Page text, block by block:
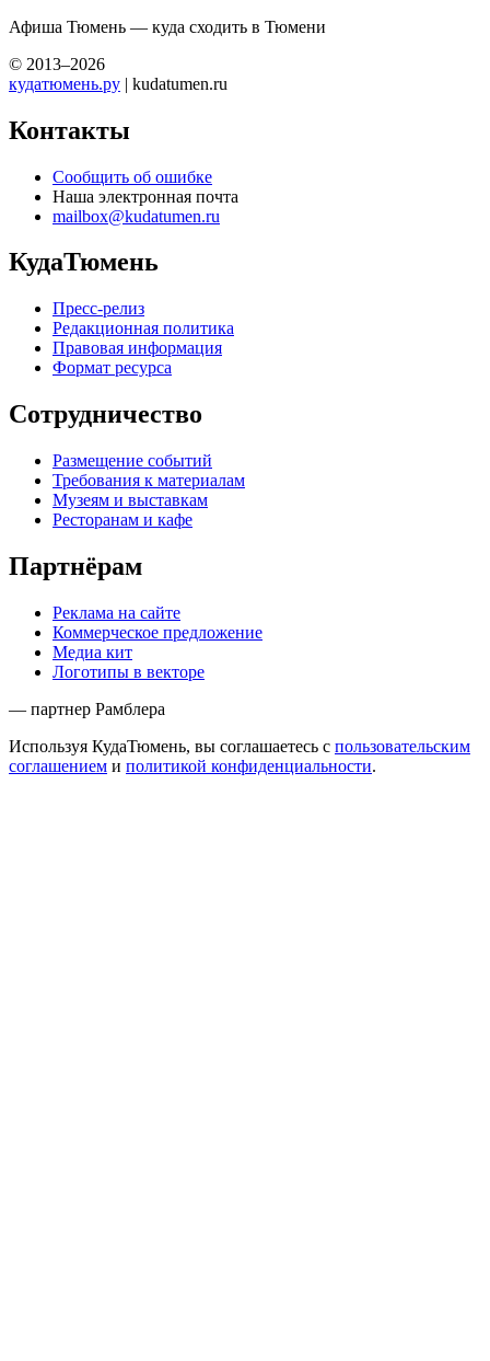
Афиша Тюмень — куда сходить в Тюмени
© 2013–2026
кудатюмень.ру | kudatumen.ru
Контакты
Сообщить об ошибке
Наша электронная почта
mailbox@kudatumen.ru
КудаТюмень
Пресс-релиз
Редакционная политика
Правовая информация
Формат ресурса
Сотрудничество
Размещение событий
Требования к материалам
Музеям и выставкам
Ресторанам и кафе
Партнёрам
Реклама на сайте
Коммерческое предложение
Медиа кит
Логотипы в векторе
— партнер Рамблера
Используя КудаТюмень, вы соглашаетесь с пользовательским
соглашением и политикой конфиденциальности.